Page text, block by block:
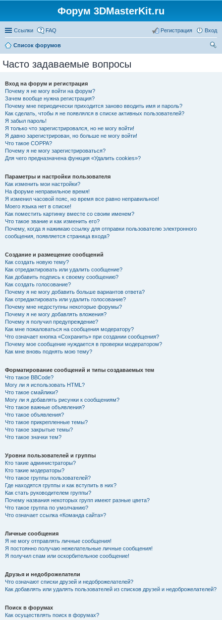
Форум 3DMasterKit.ru
Ссылки FAQ Вход
Регистрация
Список форумов
Часто задаваемые вопросы
Вход на форум и регистрация
Почему я не могу войти на форум?
Зачем вообще нужна регистрация?
Почему мне периодически приходится заново вводить имя и пароль?
Как сделать, чтобы я не появлялся в списке активных пользователей?
Я забыл пароль!
Я только что зарегистрировался, но не могу войти!
Я давно зарегистрирован, но больше не могу войти!
Что такое COPPA?
Почему я не могу зарегистрироваться?
Для чего предназначена функция «Удалить cookies»?
Параметры и настройки пользователя
Как изменить мои настройки?
На форуме неправильное время!
Я изменил часовой пояс, но время все равно неправильное!
Моего языка нет в списке!
Как поместить картинку вместе со своим именем?
Что такое звание и как изменить его?
Почему, когда я нажимаю ссылку для отправки пользователю электронного
сообщения, появляется страница входа?
Создание и размещение сообщений
Как создать новую тему?
Как отредактировать или удалить сообщение?
Как добавить подпись к своему сообщению?
Как создать голосование?
Почему я не могу добавить больше вариантов ответа?
Как отредактировать или удалить голосование?
Почему мне недоступны некоторые форумы?
Почему я не могу добавлять вложения?
Почему я получил предупреждение?
Как мне пожаловаться на сообщения модератору?
Что означает кнопка «Сохранить» при создании сообщения?
Почему мое сообщение нуждается в проверки модератором?
Как мне вновь поднять мою тему?
Форматирование сообщений и типы создаваемых тем
Что такое BBCode?
Могу ли я использовать HTML?
Что такое смайлики?
Могу ли я добавлять рисунки к сообщениям?
Что такое важные объявления?
Что такое объявления?
Что такое прикрепленные темы?
Что такое закрытые темы?
Что такое значки тем?
Уровни пользователей и группы
Кто такие администраторы?
Кто такие модераторы?
Что такое группы пользователей?
Где находятся группы и как вступить в них?
Как стать руководителем группы?
Почему названия некоторых групп имеют разные цвета?
Что такое группа по умолчанию?
Что означает ссылка «Команда сайта»?
Личные сообщения
Я не могу отправлять личные сообщения!
Я постоянно получаю нежелательные личные сообщения!
Я получил спам или оскорбительное сообщение!
Друзья и недоброжелатели
Что означают списки друзей и недоброжелателей?
Как добавлять или удалять пользователей из списков друзей и недоброжелателей?
Поиск в форумах
Как осуществлять поиск в форумах?